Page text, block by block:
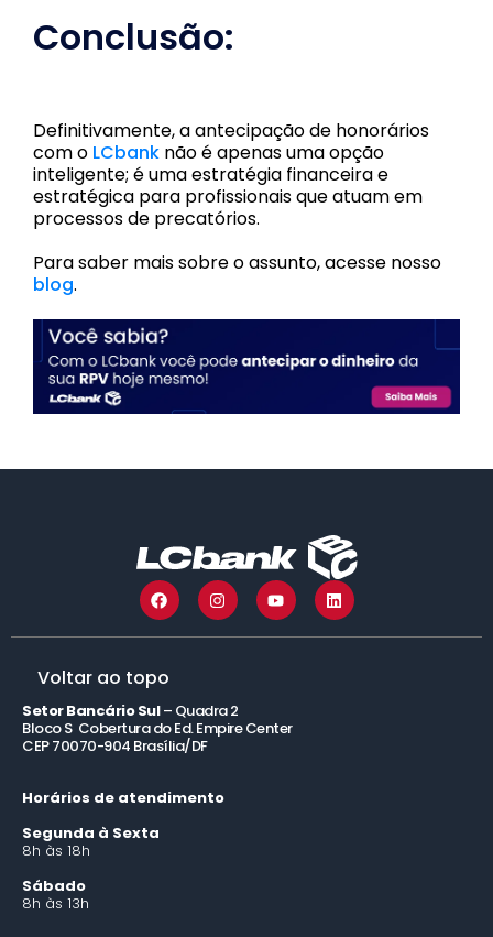
Conclusão:
Definitivamente, a antecipação de honorários
com o LCbank não é apenas uma opção
inteligente; é uma estratégia financeira e
estratégica para profissionais que atuam em
processos de precatórios.
Para saber mais sobre o assunto, acesse nosso
blog.
Voltar ao topo
Setor Bancário Sul– Quadra 2
Bloco S Cobertura do Ed. Empire Center
CEP 70070-904 Brasília/DF
Horários de atendimento
Segunda à Sexta
8h às 18h
Sábado
8h às 13h